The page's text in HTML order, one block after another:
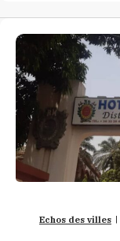
Echos des villes |